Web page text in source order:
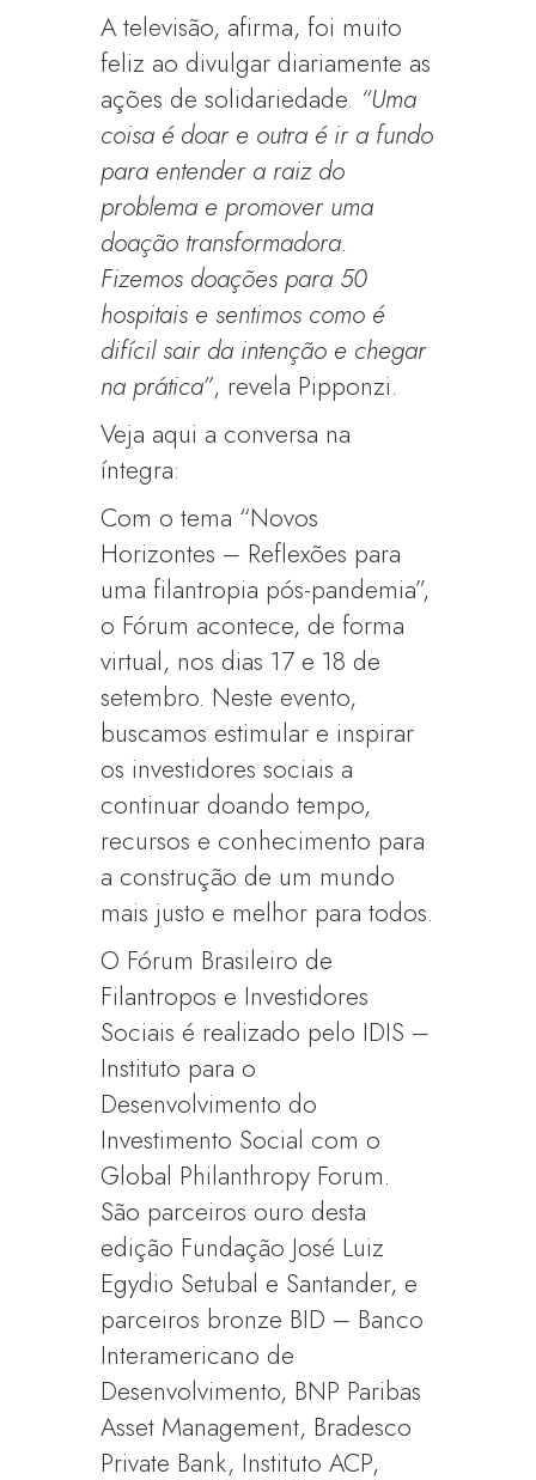
A televisão, afirma, foi muito
feliz ao divulgar diariamente as
ações de solidariedade. “Uma
coisa é doar e outra é ir a fundo
para entender a raiz do
problema e promover uma
doação transformadora.
Fizemos doações para 50
hospitais e sentimos como é
difícil sair da intenção e chegar
na prática”, revela Pipponzi.
Veja aqui a conversa na
íntegra:
Com o tema “Novos
Horizontes – Reflexões para
uma filantropia pós-pandemia”,
o Fórum acontece, de forma
virtual, nos dias 17 e 18 de
setembro. Neste evento,
buscamos estimular e inspirar
os investidores sociais a
continuar doando tempo,
recursos e conhecimento para
a construção de um mundo
mais justo e melhor para todos.
O Fórum Brasileiro de
Filantropos e Investidores
Sociais é realizado pelo IDIS –
Instituto para o
Desenvolvimento do
Investimento Social com o
Global Philanthropy Forum.
São parceiros ouro desta
edição Fundação José Luiz
Egydio Setubal e Santander, e
parceiros bronze BID – Banco
Interamericano de
Desenvolvimento, BNP Paribas
Asset Management, Bradesco
Private Bank, Instituto ACP,